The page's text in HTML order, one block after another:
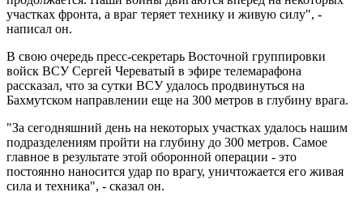
участках фронта, а враг теряет технику и живую силу", -
написал он.
В свою очередь пресс-секретарь Восточной группировки
войск ВСУ Сергей Череватый в эфире телемарафона
рассказал, что за сутки ВСУ удалось продвинуться на
Бахмутском направлении еще на 300 метров в глубину врага.
"За сегодняшний день на некоторых участках удалось нашим
подразделениям пройти на глубину до 300 метров. Самое
главное в результате этой оборонной операции - это
постоянно наносится удар по врагу, уничтожается его живая
сила и техника", - сказал он.